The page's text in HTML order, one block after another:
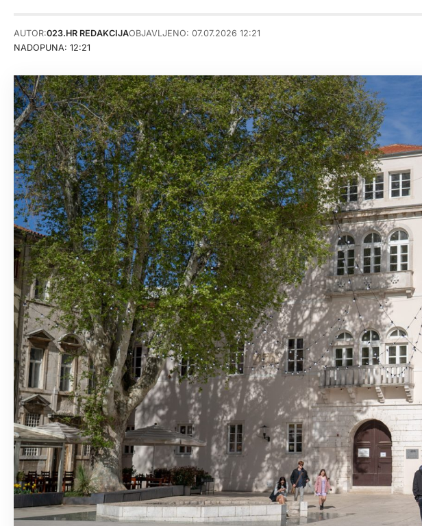
NADOPUNA: 12:21
AUTOR:023.HR REDAKCIJAOBJAVLJENO: 07.07.2026 12:21